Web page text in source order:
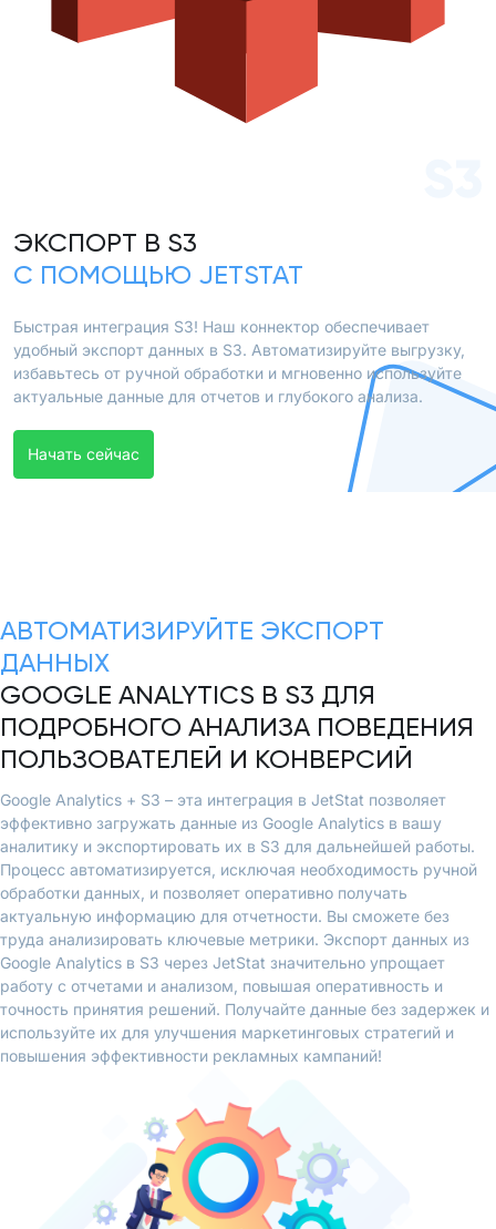
ЭКСПОРТ В S3
С ПОМОЩЬЮ JETSTAT
Быстрая интеграция S3! Наш коннектор обеспечивает
удобный экспорт данных в S3. Автоматизируйте выгрузку,
избавьтесь от ручной обработки и мгновенно используйте
актуальные данные для отчетов и глубокого анализа.
Начать сейчас
АВТОМАТИЗИРУЙТЕ ЭКСПОРТ
ДАННЫХ
GOOGLE ANALYTICS В S3 ДЛЯ
ПОДРОБНОГО АНАЛИЗА ПОВЕДЕНИЯ
ПОЛЬЗОВАТЕЛЕЙ И КОНВЕРСИЙ
Google Analytics + S3 – эта интеграция в JetStat позволяет
эффективно загружать данные из Google Analytics в вашу
аналитику и экспортировать их в S3 для дальнейшей работы.
Процесс автоматизируется, исключая необходимость ручной
обработки данных, и позволяет оперативно получать
актуальную информацию для отчетности. Вы сможете без
труда анализировать ключевые метрики. Экспорт данных из
Google Analytics в S3 через JetStat значительно упрощает
работу с отчетами и анализом, повышая оперативность и
точность принятия решений. Получайте данные без задержек и
используйте их для улучшения маркетинговых стратегий и
повышения эффективности рекламных кампаний!